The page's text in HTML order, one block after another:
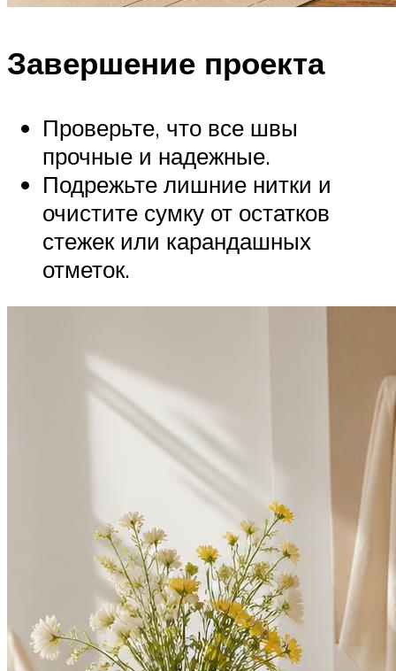
Завершение проекта
Проверьте, что все швы
прочные и надежные.
Подрежьте лишние нитки и
очистите сумку от остатков
стежек или карандашных
отметок.